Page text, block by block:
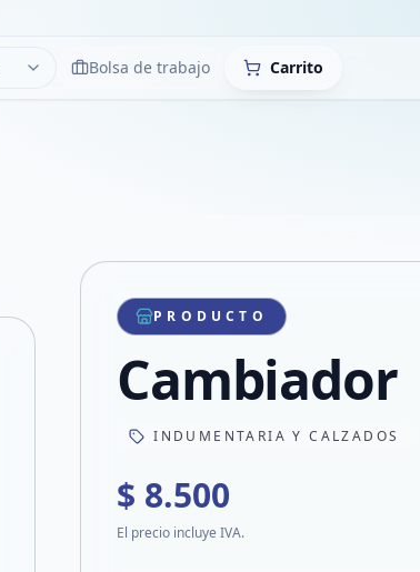
LimpiarBolsa de trabajo Carrito
Compartir producto
Compartir por WhatsApp
Compartir por mail
Compartir en Facebook
PRODUCTO
Cambiador
INDUMENTARIA Y CALZADOS
$ 8.500
El precio incluye IVA.